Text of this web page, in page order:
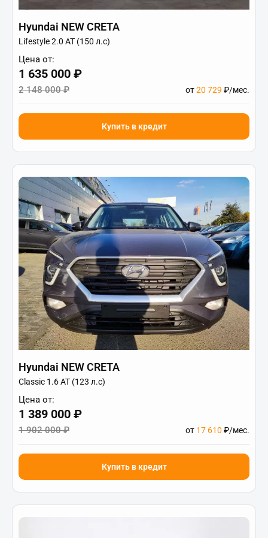
Hyundai NEW CRETA
Lifestyle 2.0 АТ (150 л.с)
Цена от:
1 635 000 ₽
2 148 000 ₽ от20 729 ₽/мес.
Купить в кредит
Hyundai NEW CRETA
Classic 1.6 АТ (123 л.с)
Цена от:
1 389 000 ₽
1 902 000 ₽ от 17 610 ₽/мес.
Купить в кредит